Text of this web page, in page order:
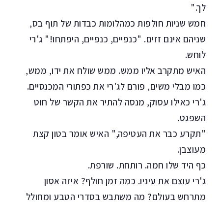
לך."
חמש שניות חולפות כמהלומות כבדות של תוף בס,
שניהם אינם זזים. "כנפיים, כנפיים, היפתחו!" ג'רי
לוחש.
האיש מתקרב אליו ממש. ממש שולח את ידו, ממש,
כמו מבלי משים, פורם לג'רי את כפתורי המכנסיים.
ג'רי כאילו עסוק, מנסה להתיר את הקשר של חוט
השפגט.
"תקרע כבר את העטיפה," האיש אומר בטון קצת
מעוצבן.
כף היד שלו חמה. רותחת. שורפת.
ג'רי עוצם את עיניו. כמה זמן חולף? איזה אסון
מתרחש בעולם? מה משתבש בסדרי הטבע ומחולל